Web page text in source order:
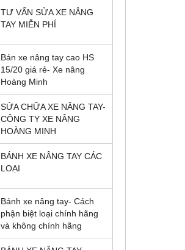
TƯ VẤN SỬA XE NÂNG
TAY MIỄN PHÍ
Bán xe nâng tay cao HS
15/20 giá rẻ- Xe nâng
Hoàng Minh
SỬA CHỮA XE NÂNG TAY-
CÔNG TY XE NÂNG
HOÀNG MINH
BÁNH XE NÂNG TAY CÁC
LOẠI
Bánh xe nâng tay- Cách
phận biệt loại chính hãng
và không chính hãng